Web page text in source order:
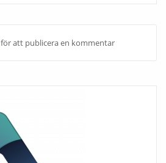
för att publicera en kommentar